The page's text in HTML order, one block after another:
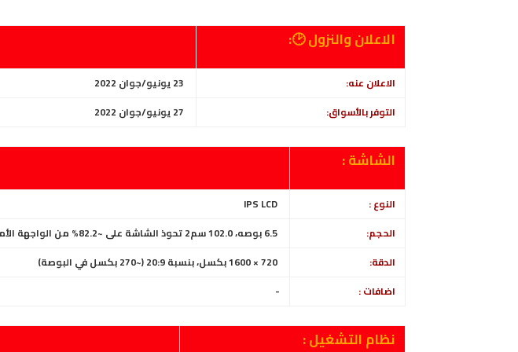
الاعلان والنزول 🕑:
الاعلان عنه:
23 يونيو/جوان 2022
التوفر بالأسواق:
الشاشة :
النوع :
IPS LCD
الحجم:
6.5 بوصه، 102.0 سم2 تحوذ الشاشة على ~82.2% من الواجهة الأمامية
الدقة:
720 × 1600 بكسل، بنسبة 20:9 (~270 بكسل في البوصة)
اضافات :
-
نظام التشغيل :